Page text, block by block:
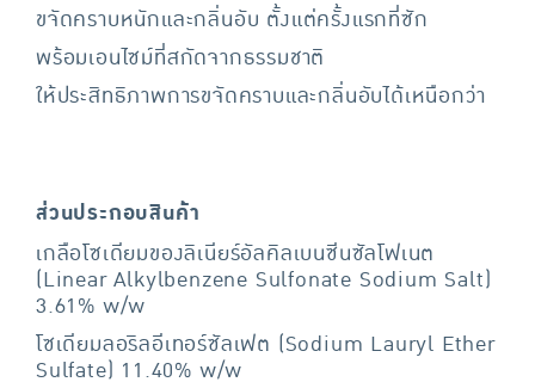
ขจัดคราบหนักและกลิ่นอับ ตั้งแต่ครั้งแรกที่ซัก
พร้อมเอนไซม์ที่สกัดจากธรรมชาติ
ให้ประสิทธิภาพการขจัดคราบและกลิ่นอับได้เหนือกว่า
ส่วนประกอบสินค้า
เกลือโซเดียมของลิเนียร์อัลคิลเบนซีนซัลโฟเนต
(Linear Alkylbenzene Sulfonate Sodium Salt)
3.61% w/w
โซเดียมลอริลอีเทอร์ซัลเฟต (Sodium Lauryl Ether
Sulfate) 11.40% w/w